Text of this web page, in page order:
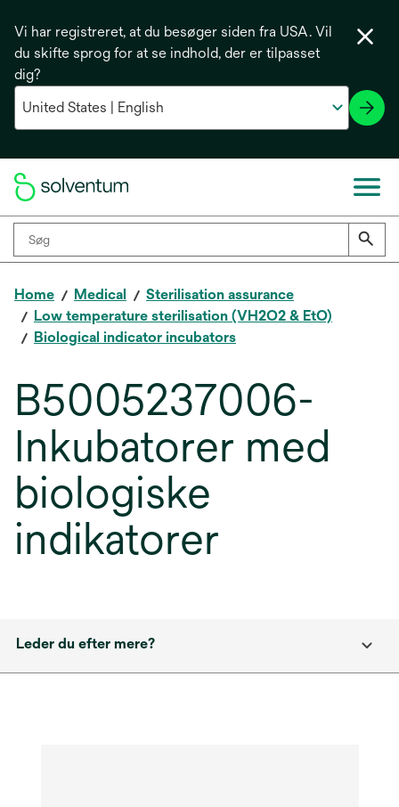
Vi har registreret, at du besøger siden fra USA. Vil
du skifte sprog for at se indhold, der er tilpasset
dig?
Home Medical
Sterilisation assurance
Low temperature sterilisation (VH2O2 & EtO)
Biological indicator incubators
B5005237006-
Inkubatorer med
biologiske
indikatorer
Leder du efter mere?